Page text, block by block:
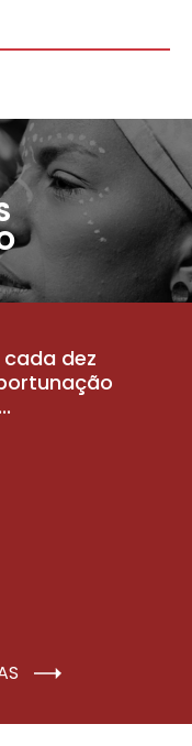
dez